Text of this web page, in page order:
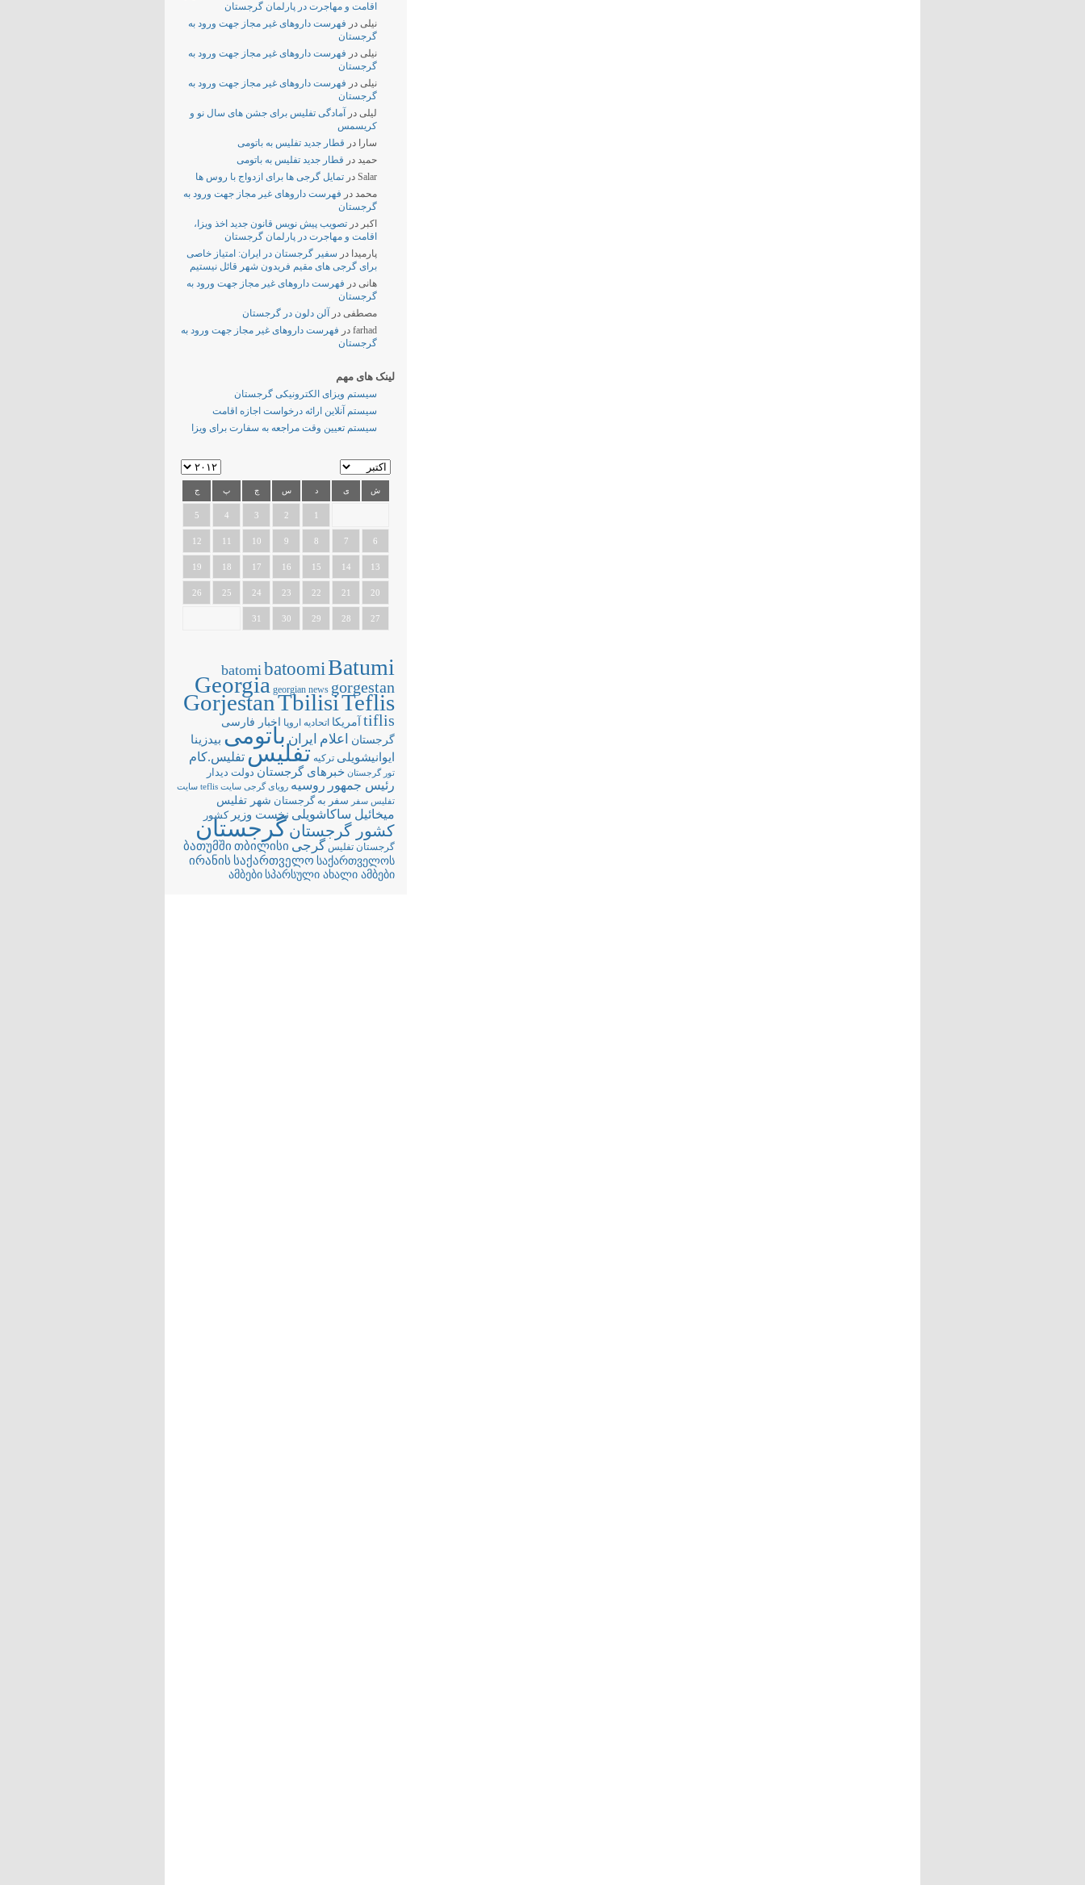
اقامت و مهاجرت در پارلمان گرجستان
نیلی در فهرست داروهای غیر مجاز جهت ورود به
گرجستان
نیلی در فهرست داروهای غیر مجاز جهت ورود به
گرجستان
نیلی در فهرست داروهای غیر مجاز جهت ورود به
گرجستان
لیلی در
آمادگی تفلیس برای جشن های سال نو و
کریسمس
سارا
در قطار جدید تفلیس به باتومی
حمید در قطار جدید تفلیس به باتومی
Salar در تمایل گرجی ها برای ازدواج با روس ها
محمد در فهرست داروهای غیر مجاز جهت ورود به
گرجستان
اکبر در تصویب پیش نویس قانون جدید اخذ ویزا،
اقامت و مهاجرت در پارلمان گرجستان
پارمیدا در سفیر گرجستان در ایران: امتیاز خاصی
برای گرجی های مقیم فریدون شهر قائل نیستیم
هانی در فهرست داروهای غیر مجاز جهت ورود به
گرجستان
مصطفی در
آلن دلون در گرجستان
farhad در فهرست داروهای غیر مجاز جهت ورود به
گرجستان
لینک های مهم
سیستم ویزای الکترونیکی گرجستان
سیستم آنلاین ارائه درخواست اجازه اقامت
سیستم تعیین وقت مراجعه به سفارت برای ویزا
ش ی د س چ پ ج
1
2
3
4
5
6
7
8
9
10
11
12
13
14
15
16
17
18
19
20
21
22
23
24
25
26
27
28
29
30
31
batomibatoomiBatumi
Georgia georgian news gorgestan
GorjestanTbilisiTeflis
tiflis آمریکا اتحادیه اروپا
اخبار فارسی
گرجستان
اعلام ایران باتومی بیدزینا
ایوانیشویلی ترکیه تفلیستفلیس.کام
تور گرجستان خبرهای گرجستان دولت دیدار
رئیس جمهور روسیه رویای گرجی سایت teflis
سایت
تفلیس سفر سفر به گرجستان شهر تفلیس
میخائیل ساکاشویلی نخست وزیر کشور
کشور گرجستانگرجستان
گرجستان تفلیس گرجی ბათუმში თბილისი
ირანის საქართველო საქართველოს
ამბები სპარსული ახალი ამბები